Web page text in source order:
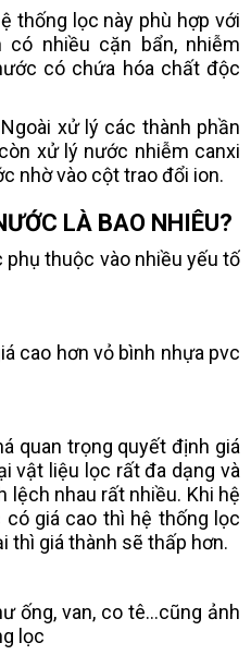
thống lọc này phù hợp với
có nhiều cặn bẩn, nhiễm
có chứa hóa chất độc
xử lý các thành phần
xử lý nước nhiễm canxi
nhờ vào cột trao đổi ion.
LÀ BAO NHIÊU?
phụ thuộc vào nhiều yếu tố
cao hơn vỏ bình nhựa pvc
quan trọng quyết định giá
vật liệu lọc rất đa dạng và
lệch nhau rất nhiều. Khi hệ
giá cao thì hệ thống lọc
thì giá thành sẽ thấp hơn.
ống, van, co tê...cũng ảnh
lọc